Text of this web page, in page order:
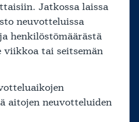
Jatkossa laissa
neuvotteluissa
henkilöstömäärästä
viikkoa tai seitsemän
aitojen neuvotteluiden